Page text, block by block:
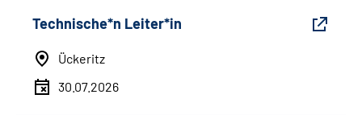
Technische*n Leiter*in
Ückeritz
30.07.2026